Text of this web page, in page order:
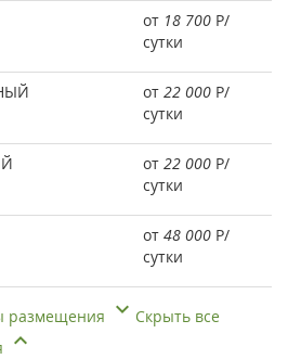
от 18 700 Р/
сутки
от 22 000 Р/
сутки
от 22 000 Р/
сутки
от 48 000 Р/
сутки
размещения
Скрыть все